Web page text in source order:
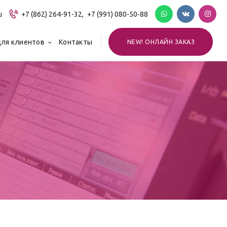
+7 (862) 264-91-32, +7 (991) 080-50-88
клиентов Контакты NEW! ОНЛАЙН ЗАКАЗ